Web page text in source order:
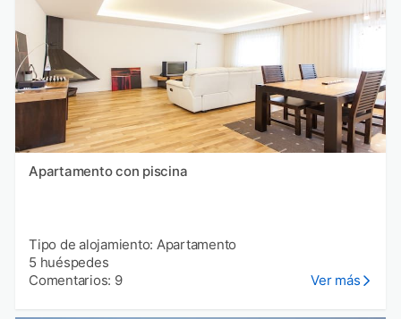
Apartamento con piscina
Tipo de alojamiento: Apartamento
5 huéspedes
Comentarios: 9
Ver más